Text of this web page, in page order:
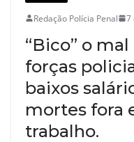
Redação Polícia Penal 7
“Bico” o
forças
baixos
mortes fora
trabalho.